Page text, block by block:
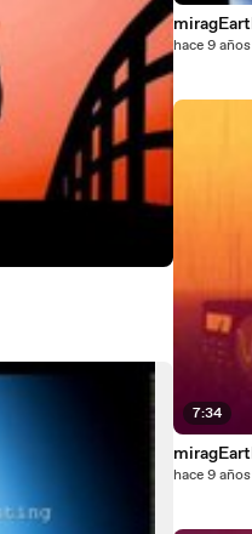
hace 9 años
7:34
hace 9 años